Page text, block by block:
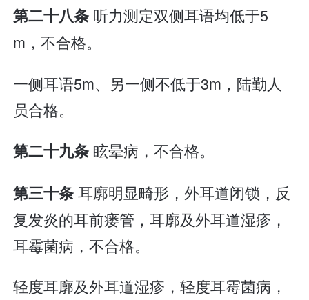
第二十八条 听力测定双侧耳语均低于5
m，不合格。
一侧耳语5m、另一侧不低于3m，陆勤人
员合格。
第二十九条 眩晕病，不合格。
第三十条耳廓明显畸形，外耳道闭锁，反
复发炎的耳前瘘管，耳廓及外耳道湿疹，
耳霉菌病，不合格。
轻度耳廓及外耳道湿疹，轻度耳霉菌病，